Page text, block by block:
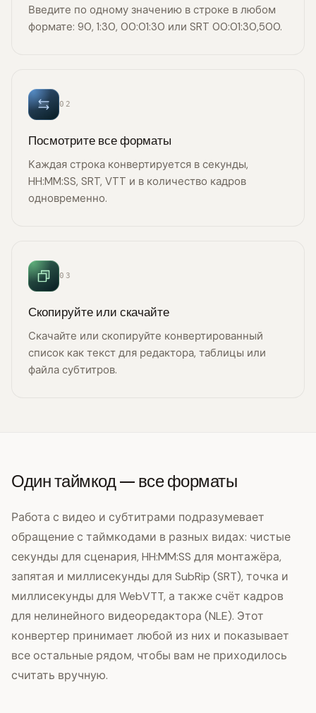
Введите по одному значению в строке в любом
формате: 90, 1:30, 00:01:30 или SRT 00:01:30,500.
02
Посмотрите все форматы
Каждая строка конвертируется в секунды,
HH:MM:SS, SRT, VTT и в количество кадров
одновременно.
03
Скопируйте или скачайте
Скачайте или скопируйте конвертированный
список как текст для редактора, таблицы или
файла субтитров.
Один таймкод — все форматы
Работа с видео и субтитрами подразумевает
обращение с таймкодами в разных видах: чистые
секунды для сценария, HH:MM:SS для монтажёра,
запятая и миллисекунды для SubRip (SRT), точка и
миллисекунды для WebVTT, а также счёт кадров
для нелинейного видеоредактора (NLE). Этот
конвертер принимает любой из них и показывает
все остальные рядом, чтобы вам не приходилось
считать вручную.